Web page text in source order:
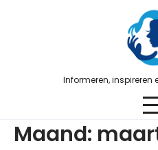
Informeren, inspireren
Maand: